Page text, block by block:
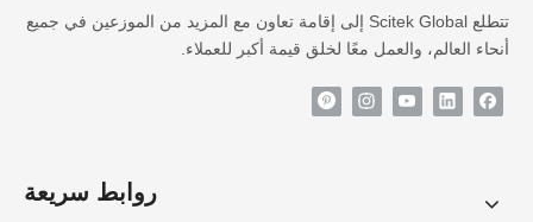
تتطلع Scitek Global إلى إقامة تعاون مع المزيد من الموزعين في جميع
أنحاء العالم، والعمل معًا لخلق قيمة أكبر للعملاء.
روابط سريعة